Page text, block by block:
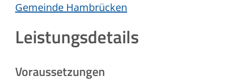
Gemeinde Hambrücken
Leistungsdetails
Voraussetzungen